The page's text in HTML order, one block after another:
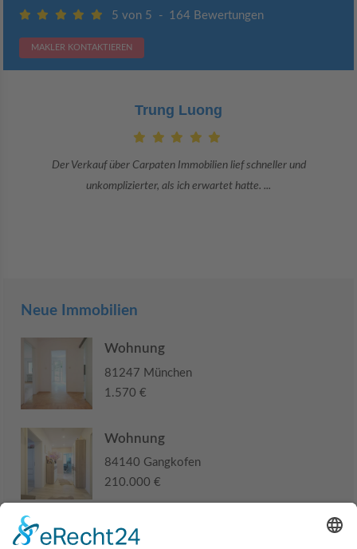
5 von 5 - 164 Bewertungen
MAKLER KONTAKTIEREN
Trung Luong
Der Verkauf über Carpaten Immobilien lief schneller und
unkomplizierter, als ich erwartet hatte. ...
Neue Immobilien
Wohnung
81247 München
1.570 €
Wohnung
84140 Gangkofen
210.000 €
Haus